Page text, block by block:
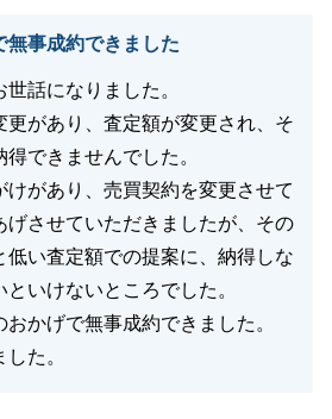
無事成約できました
話になりました。
更があり、査定額が変更され、そ
できませんでした。
けがあり、売買契約を変更させて
げさせていただきましたが、その
低い査定額での提案に、納得しな
いけないところでした。
かげで無事成約できました。
た。